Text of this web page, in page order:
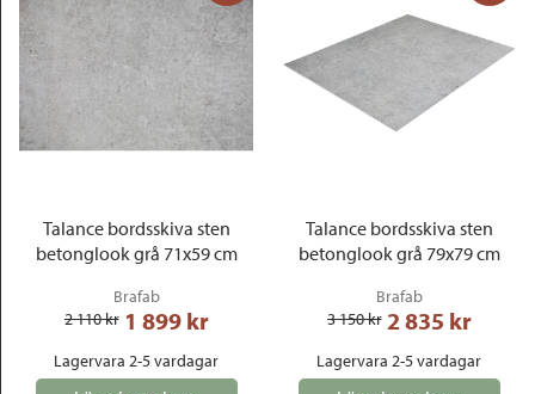
Talance bordsskiva sten
betonglook grå 71x59 cm
Brafab
2 110 kr 1 899 kr
Lagervara 2-5 vardagar
Talance bordsskiva sten
betonglook grå 79x79 cm
Brafab
3 150 kr 2 835 kr
Lagervara 2-5 vardagar